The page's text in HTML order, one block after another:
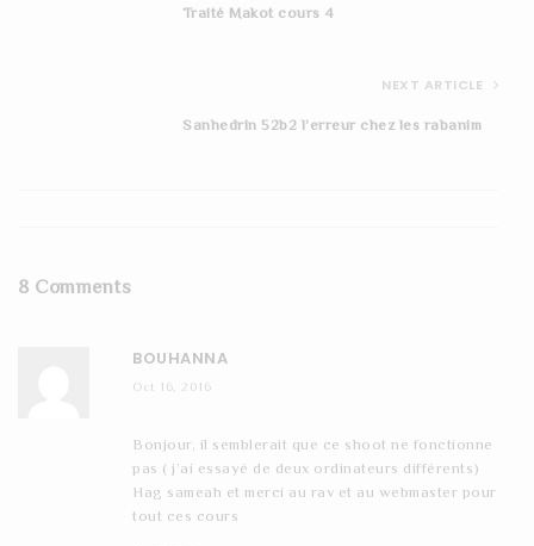
Traité Makot cours 4
NEXT ARTICLE
Sanhedrin 52b2 l’erreur chez les rabanim
8 Comments
BOUHANNA
Oct 16, 2016
Bonjour, il semblerait que ce shoot ne fonctionne
pas ( j’ai essayé de deux ordinateurs différents)
Hag sameah et merci au rav et au webmaster pour
tout ces cours